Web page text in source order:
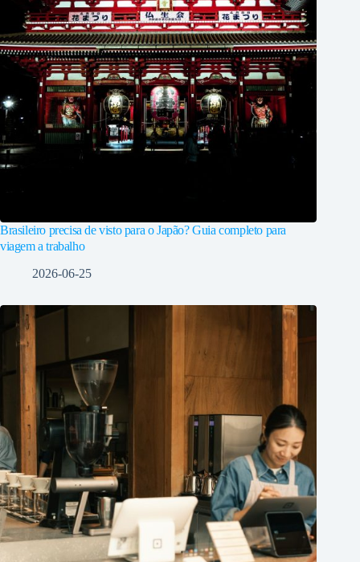
Brasileiro precisa de visto para o Japão? Guia completo para
viagem a trabalho
2026-06-25